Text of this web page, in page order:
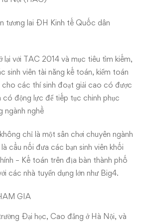
tương lai ĐH Kinh tế Quốc dân
với TAC 2014 và mục tiêu tìm kiếm,
sinh viên tài năng kế toán, kiểm toán
cho các thí sinh đoạt giải cao có được
có động lực để tiếp tục chinh phục
ngành nghề
chỉ là một sân chơi chuyên ngành
cầu nối đưa các bạn sinh viên khối
– Kế toán trên địa bàn thành phố
các nhà tuyển dụng lớn như Big4.
GIA
Đại học, Cao đẳng ở Hà Nội, và